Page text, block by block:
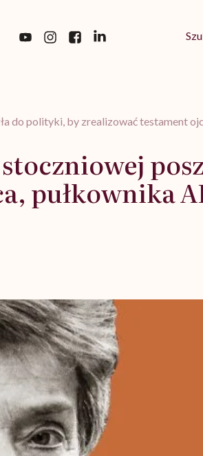
do polityki, by zrealizować testament
pułkownika